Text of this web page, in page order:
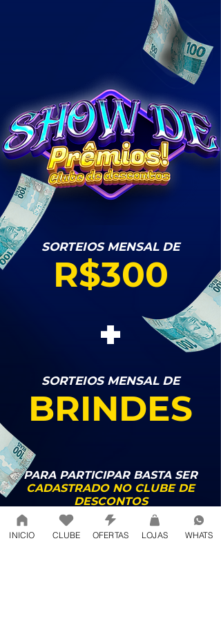
R$300
SORTEIOS MENSAL DE
+
SORTEIOS MENSAL DE
BRINDES
PARA PARTICIPAR BASTA SER
CADASTRADO NO CLUBE DE
DESCONTOS
E TER REALIZADO PELO MENOS
UMA COMPRA POR MÊS!
QUANTO MAIS COMPRAR, MAIS
INICIO CLUBE OFERTAS LOJAS WHATS